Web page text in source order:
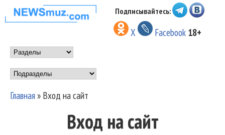
Перейти к основному
содержанию
НОВОСТИ
МУЗЫКИ И
ШОУ БИЗНЕСА
NEWSMUZ.COM
Подписывайтесь:
X Facebook 18+
Main menu
Подразделы
Вы здесь
Главная» Вход на сайт
Вход на сайт